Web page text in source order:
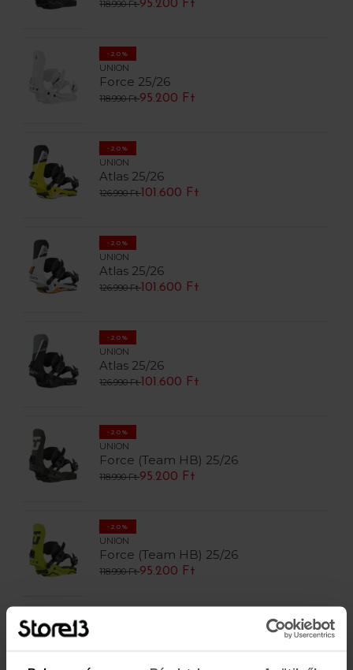
118.990 Ft95.200 Ft
-20%
UNION
Force 25/26
118.990 Ft95.200 Ft
-20%
UNION
Atlas 25/26
126.990 Ft 101.600 Ft
-20%
UNION
Atlas 25/26
126.990 Ft 101.600 Ft
-20%
UNION
Atlas 25/26
126.990 Ft 101.600 Ft
-20%
UNION
Force (Team HB) 25/26
118.990 Ft95.200 Ft
-20%
UNION
Force (Team HB) 25/26
118.990 Ft95.200 Ft
134.400 Ft